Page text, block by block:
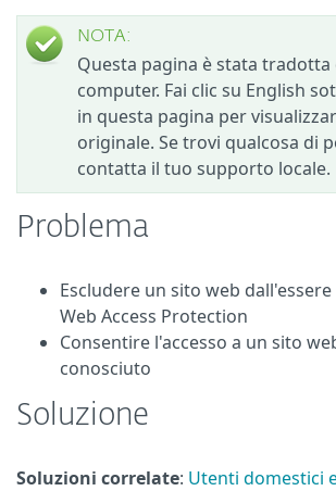
NOTA:
Questa pagina è stata tradotta
computer. Fai clic su English
in questa pagina per
originale. Se trovi qualcosa di
contatta il tuo supporto locale.
Problema
Escludere un sito web
Web Access Protection
Consentire l'accesso a un sito
conosciuto
Soluzione
Soluzioni correlate: Utenti domestici